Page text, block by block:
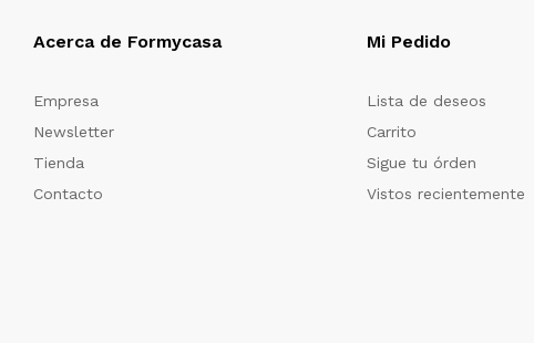
Acerca de Formycasa
Empresa
Newsletter
Tienda
Contacto
Mi Pedido
Lista de deseos
Carrito
Sigue tu órden
Vistos recientemente